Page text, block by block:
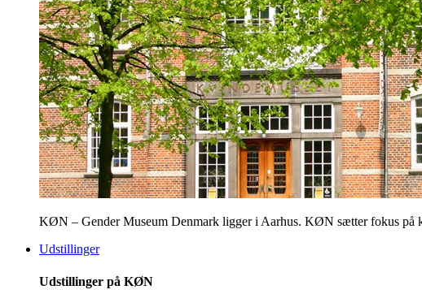
KØN – Gender Museum Denmark ligger i Aarhus. KØN sætter fokus på
Udstillinger
Udstillinger på KØN